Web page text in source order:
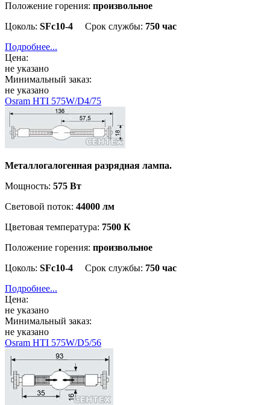
Положение горения: произвольное
Цоколь: SFc10-4 Срок службы: 750 час
Подробнее...
Цена:
не указано
Минимальный заказ:
не указано
Osram HTI 575W/D4/75
Металлогалогенная разрядная лампа.
Мощность: 575 Вт
Световой поток: 44000 лм
Цветовая температура: 7500 К
Положение горения: произвольное
Цоколь: SFc10-4 Срок службы: 750 час
Подробнее...
Цена:
не указано
Минимальный заказ:
не указано
Osram HTI 575W/D5/56